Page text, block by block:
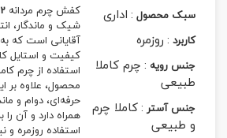
سبک محصول :اداری
کاربرد :روزمره
جنس رویه :چرم کاملا
طبیعی
جنس آستر :کاملا چرم
و طبیعی
کفش چرم مردانه
شیک و ماندگار،
آقایانی است که به
کیفیت و استایل
استفاده از چرم
محصول، علاوه بر
حرفه‌ای، دوام و
همراه دارد و آن
استفاده روزمره و